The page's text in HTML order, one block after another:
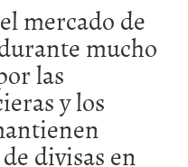
mercado de
mucho
las
y los
divisas en